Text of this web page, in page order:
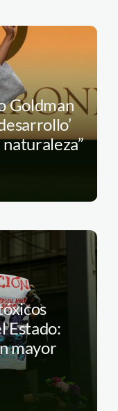
Goldman
Estado:
mayor